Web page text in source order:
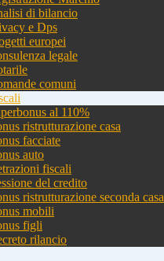
di bilancio
e Dps
europei
legale
comuni
al 110%
ristrutturazione casa
facciate
auto
fiscali
del credito
ristrutturazione seconda casa
mobili
figli
rilancio